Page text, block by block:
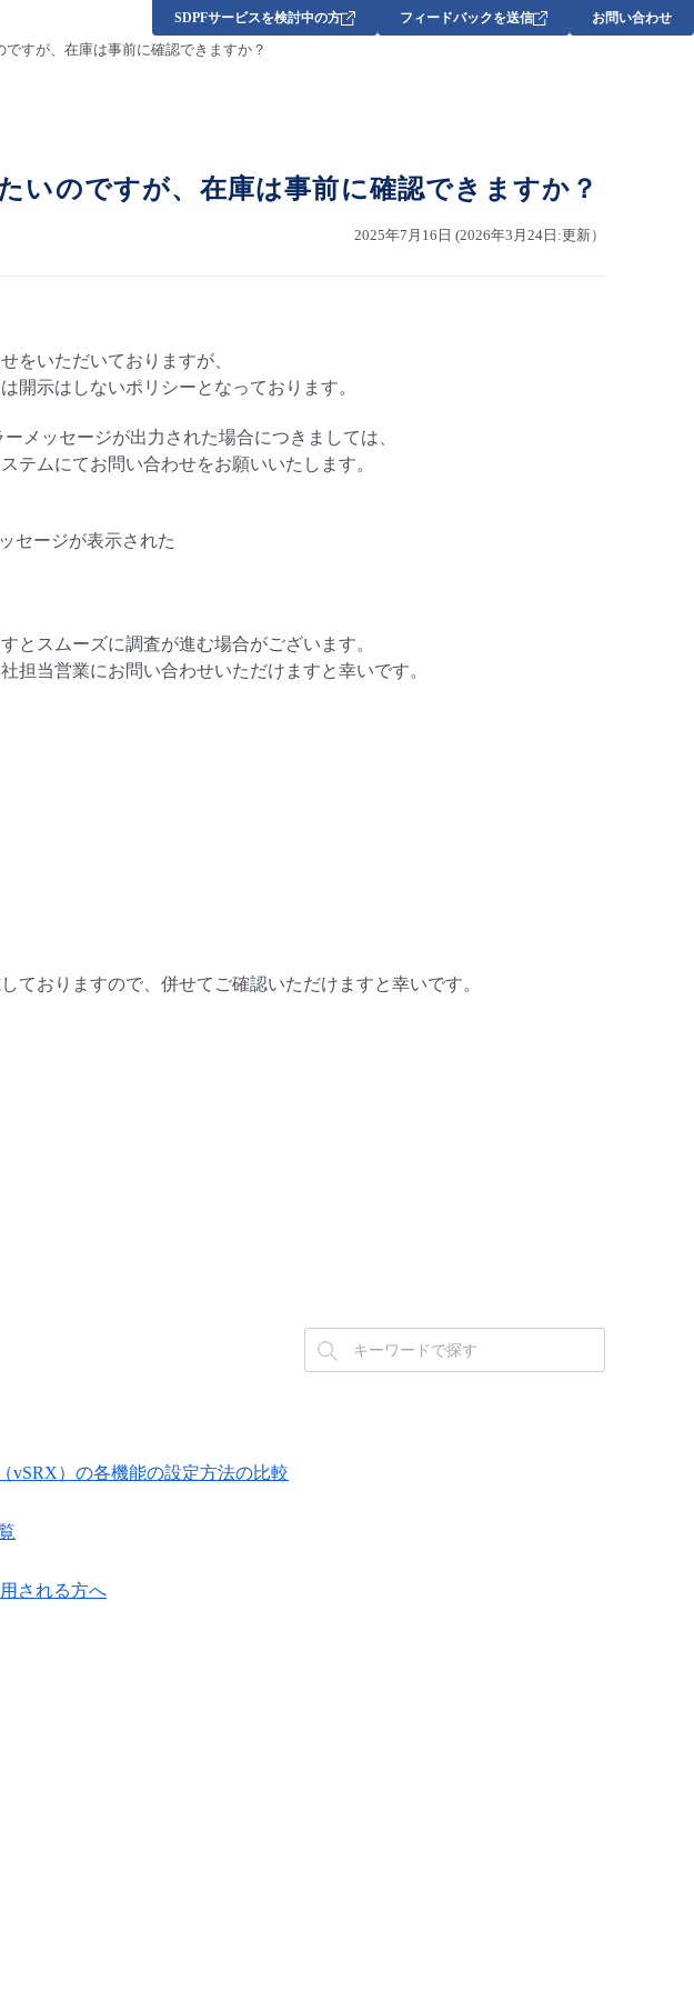
SDPFサービスを検討中の方 フィードバックを送信 お問い合わせ
すが、在庫は事前に確認できますか？
いのですが、在庫は事前に確認できますか？
2025年7月16日 (2026年3月24日:更新）
をいただいておりますが、
開示はしないポリシーとなっております。
メッセージが出力された場合につきましては、
テムにてお問い合わせをお願いいたします。
セージが表示された
とスムーズに調査が進む場合がございます。
担当営業にお問い合わせいただけますと幸いです。
ておりますので、併せてご確認いただけますと幸いです。
vSRX）の各機能の設定方法の比較
される方へ